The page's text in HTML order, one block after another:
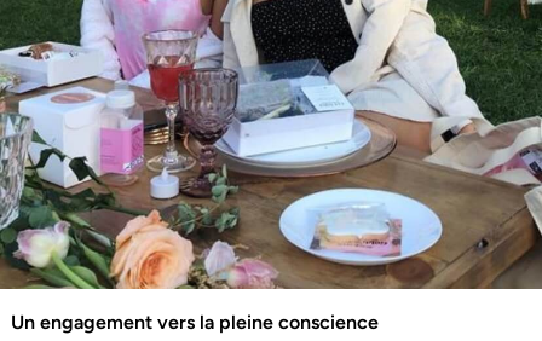
Un engagement vers la pleine conscience